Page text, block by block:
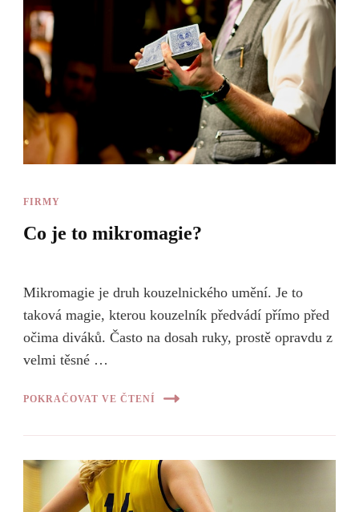
FIRMY
Co je to mikromagie?
Mikromagie je druh kouzelnického umění. Je to
taková magie, kterou kouzelník předvádí přímo před
očima diváků. Často na dosah ruky, prostě opravdu z
velmi těsné …
POKRAČOVAT VE ČTENÍ